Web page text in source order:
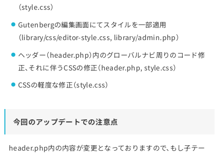
（style.css）
Gutenbergの編集画面にてスタイルを一部適用
（library/css/editor-style.css, library/admin.php）
ヘッダー（header.php）内のグローバルナビ周りのコード修
正、それに伴うCSSの修正（header.php, style.css）
CSSの軽度な修正（style.css）
今回のアップデートでの注意点
header.php内の内容が変更となっておりますので、もし子テー